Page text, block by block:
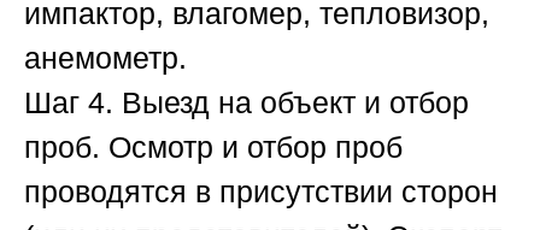
импактор, влагомер, тепловизор,
анемометр.
Шаг 4. Выезд на объект и отбор
проб. Осмотр и отбор проб
проводятся в присутствии сторон